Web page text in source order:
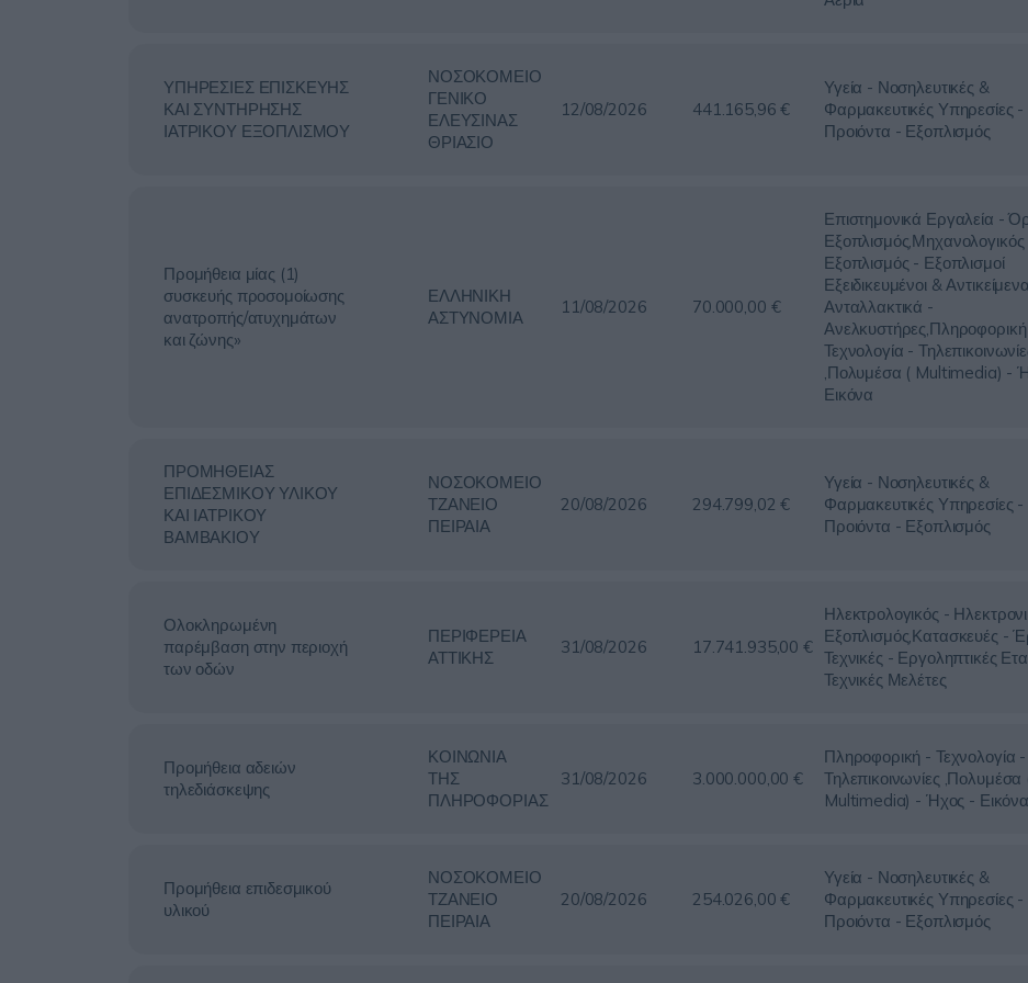
ΥΠΗΡΕΣΙΕΣ ΕΠΙΣΚΕΥΗΣ
ΚΑΙ ΣΥΝΤΗΡΗΣΗΣ
ΙΑΤΡΙΚΟΥ ΕΞΟΠΛΙΣΜΟΥ
ΝΟΣΟΚΟΜΕΙΟ
ΓΕΝΙΚΟ
ΕΛΕΥΣΙΝΑΣ
ΘΡΙΑΣΙΟ
12/08/2026 441.165,96 €
Υγεία - Νοσηλευτικές &
Φαρμακευτικές Υπηρεσίες -
Προιόντα - Εξοπλισμός
Προμήθεια μίας (1)
συσκευής προσομοίωσης
ανατροπής/ατυχημάτων
και ζώνης»
ΕΛΛΗΝΙΚΗ
ΑΣΤΥΝΟΜΙΑ
11/08/2026 70.000,00 €
Επιστημονικά Εργαλεία -
Εξοπλισμός,Μηχανολογικός
Εξοπλισμός - Εξοπλισμοί
Εξειδικευμένοι &
Ανταλλακτικά -
Τεχνολογία -
,Πολυμέσα ( Multimedia) -
Εικόνα
ΠΡΟΜΗΘΕΙΑΣ
ΕΠΙΔΕΣΜΙΚΟΥ ΥΛΙΚΟΥ
ΚΑΙ ΙΑΤΡΙΚΟΥ
ΒΑΜΒΑΚΙΟΥ
ΝΟΣΟΚΟΜΕΙΟ
ΤΖΑΝΕΙΟ
ΠΕΙΡΑΙΑ
20/08/2026 294.799,02 €
Υγεία - Νοσηλευτικές &
Φαρμακευτικές Υπηρεσίες -
Προιόντα - Εξοπλισμός
Ολοκληρωμένη
παρέμβαση στην περιοχή
των οδών
ΠΕΡΙΦΕΡΕΙΑ
ΑΤΤΙΚΗΣ
31/08/2026 17.741.935,00 €
Ηλεκτρολογικός -
Εξοπλισμός,Κατασκευές -
Τεχνικές - Εργοληπτικές
Τεχνικές Μελέτες
Προμήθεια αδειών
τηλεδιάσκεψης
ΚΟΙΝΩΝΙΑ
ΤΗΣ
ΠΛΗΡΟΦΟΡΙΑΣ
31/08/2026 3.000.000,00 €
Πληροφορική - Τεχνολογία -
Τηλεπικοινωνίες ,Πολυμέσα
Multimedia) - Ήχος - Εικόνα
Προμήθεια επιδεσμικού
υλικού
ΝΟΣΟΚΟΜΕΙΟ
ΤΖΑΝΕΙΟ
ΠΕΙΡΑΙΑ
20/08/2026 254.026,00 €
Υγεία - Νοσηλευτικές &
Φαρμακευτικές Υπηρεσίες -
Προιόντα - Εξοπλισμός